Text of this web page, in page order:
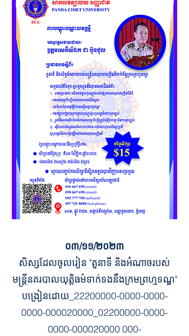
០៣/១១/២០២៣
សិស្សដែលចូលរៀន "តួនាទី និងអំណាចរបស់
មន្ត្រីនគរបាលយុត្តិធម៌ទាក់ទងនឹងក្រមព្រហ្មទណ្ឌ"
បង្រៀនដោយ​_22200000-0000-0000-
0000-000020000_02200000-0000-
0000-000020000 000-